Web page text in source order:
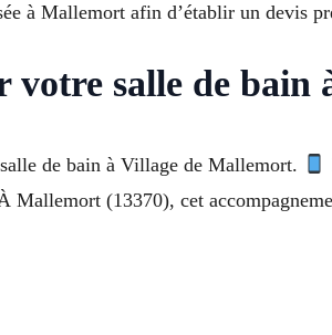
à Mallemort afin d’établir un devis
votre salle de
de bain à Village de Mallemort.
Mallemort (13370), cet